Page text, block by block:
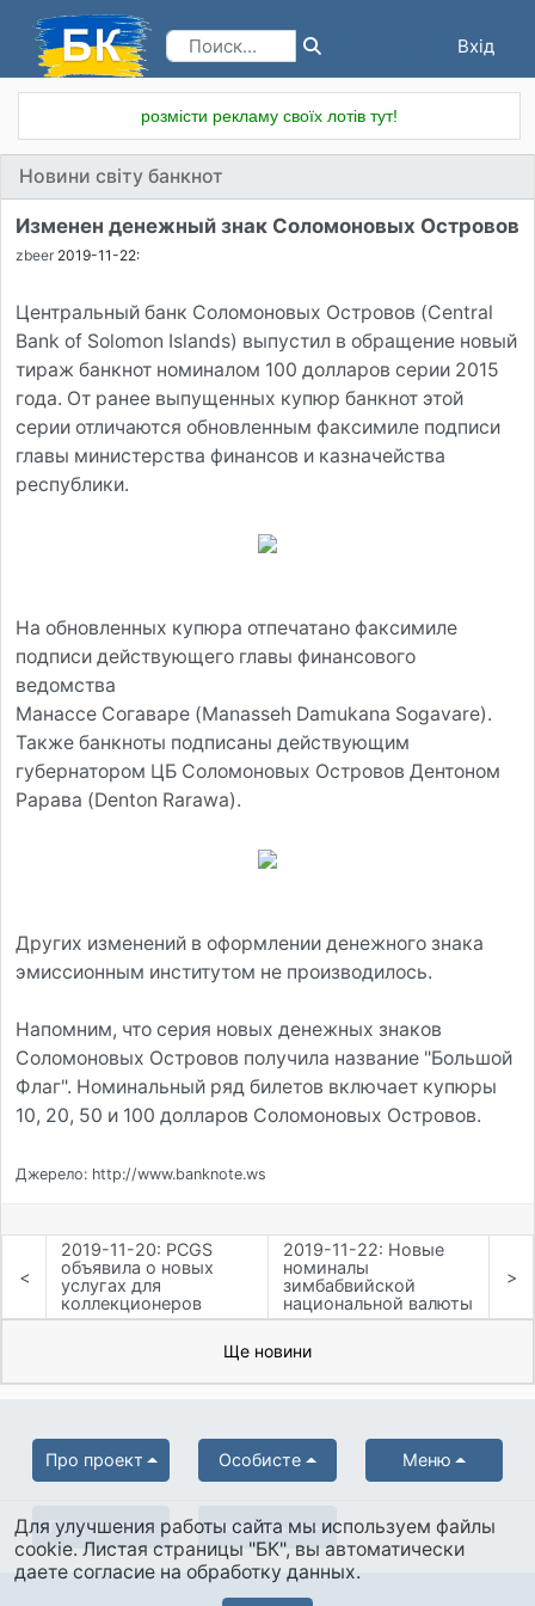
Вхід
розмісти рекламу своїх лотів тут!
Новини світу банкнот
Изменен денежный знак Соломоновых Островов
zbeer 2019-11-22:
Центральный банк Соломоновых Островов (Central
Bank of Solomon Islands) выпустил в обращение новый
тираж банкнот номиналом 100 долларов серии 2015
года. От ранее выпущенных купюр банкнот этой
серии отличаются обновленным факсимиле подписи
главы министерства финансов и казначейства
республики.
На обновленных купюра отпечатано факсимиле
подписи действующего главы финансового
ведомства
Манассе Согаваре (Manasseh Damukana Sogavare).
Также банкноты подписаны действующим
губернатором ЦБ Соломоновых Островов Дентоном
Рарава (Denton Rarawa).
Других изменений в оформлении денежного знака
эмиссионным институтом не производилось.
Напомним, что серия новых денежных знаков
Соломоновых Островов получила название "Большой
Флаг". Номинальный ряд билетов включает купюры
10, 20, 50 и 100 долларов Соломоновых Островов.
Джерело: http://www.banknote.ws
<
2019-11-20: PCGS
объявила о новых
услугах для
коллекционеров
2019-11-22: Новые
номиналы
зимбабвийской
национальной валюты
>
Ще новини
Про проект Особисте Меню
Партнерам Українська
Для улучшения работы сайта мы используем файлы
cookie. Листая страницы "БК", вы автоматически
даете согласие на обработку данных.